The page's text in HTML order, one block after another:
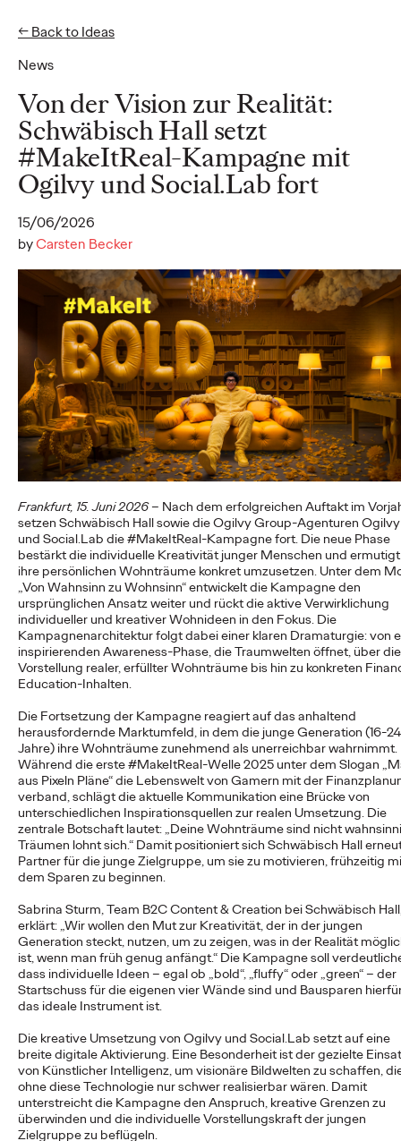
News
← Back to Ideas
Von der Vision zur Realität:
Schwäbisch Hall setzt
#MakeItReal-Kampagne mit
Ogilvy und Social.Lab fort
15/06/2026
byCarsten Becker
Frankfurt, 15. Juni 2026– Nach dem erfolgreichen Auftakt im
setzen Schwäbisch Hall sowie die Ogilvy Group-Agenturen Ogilvy
und Social.Lab die #MakeItReal-Kampagne fort. Die neue Phase
bestärkt die individuelle Kreativität junger Menschen und ermutigt
ihre persönlichen Wohnträume konkret umzusetzen. Unter dem
„Von Wahnsinn zu Wohnsinn“ entwickelt die Kampagne den
ursprünglichen Ansatz weiter und rückt die aktive Verwirklichung
individueller und kreativer Wohnideen in den Fokus. Die
Kampagnenarchitektur folgt dabei einer klaren Dramaturgie: von
inspirierenden Awareness-Phase, die Traumwelten öffnet, über die
Vorstellung realer, erfüllter Wohnträume bis hin zu konkreten
Education-Inhalten.
Die Fortsetzung der Kampagne reagiert auf das anhaltend
herausfordernde Marktumfeld, in dem die junge Generation (16-24
Jahre) ihre Wohnträume zunehmend als unerreichbar wahrnimmt.
Während die erste #MakeItReal-Welle 2025 unter dem Slogan
aus Pixeln Pläne“ die Lebenswelt von Gamern mit der
verband, schlägt die aktuelle Kommunikation eine Brücke von
unterschiedlichen Inspirationsquellen zur realen Umsetzung. Die
zentrale Botschaft lautet: „Deine Wohnträume sind nicht
Träumen lohnt sich.“ Damit positioniert sich Schwäbisch Hall
Partner für die junge Zielgruppe, um sie zu motivieren, frühzeitig
dem Sparen zu beginnen.
Sabrina Sturm, Team B2C Content & Creation bei Schwäbisch
erklärt: „Wir wollen den Mut zur Kreativität, der in der jungen
Generation steckt, nutzen, um zu zeigen, was in der Realität
ist, wenn man früh genug anfängt.“ Die Kampagne soll
dass individuelle Ideen – egal ob „bold“, „fluffy“ oder „green“ – der
Startschuss für die eigenen vier Wände sind und Bausparen
das ideale Instrument ist.
Die kreative Umsetzung von Ogilvy und Social.Lab setzt auf eine
breite digitale Aktivierung. Eine Besonderheit ist der gezielte
von Künstlicher Intelligenz, um visionäre Bildwelten zu schaffen,
ohne diese Technologie nur schwer realisierbar wären. Damit
unterstreicht die Kampagne den Anspruch, kreative Grenzen zu
überwinden und die individuelle Vorstellungskraft der jungen
Zielgruppe zu beflügeln.
Ideas
NEWS
Social.Lab stellt mit
neuer Führungsspitze
die Weichen für
weiteres Wachstum
Carsten Becker 17/06/2026
Als klares Zeichen für die dynamische Entwicklung stellt
Social.Lab, die zur Ogilvy Group Germany gehörende Social-
First-Agentur, die Weichen für die…
More→
Reisen darf kein Luxus
sein: DB und Ogilvy
bewerben günstiges
Familienticket der
Bahn.
Carsten Becker 16/06/2026
In einer Zeit, in der steigende Spritpreise die Budgets vieler
Haushalte belasten, setzt die Deutsche Bahn ein klares Zeichen
für…
More→
NEWS
Von der Vision zur
Realität: Schwäbisch
Hall setzt
#MakeItReal-
Kampagne mit Ogilvy
und Social.Lab fort
Carsten Becker 15/06/2026